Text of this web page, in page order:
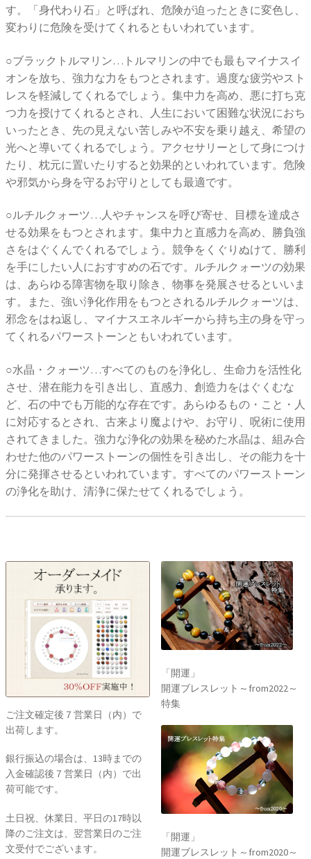
す。「身代わり石」と呼ばれ、危険が迫ったときに変色し、
変わりに危険を受けてくれるともいわれています。
○ブラックトルマリン…トルマリンの中でも最もマイナスイ
オンを放ち、強力な力をもつとされます。過度な疲労やスト
レスを軽減してくれるでしょう。集中力を高め、悪に打ち克
つ力を授けてくれるとされ、人生において困難な状況におち
いったとき、先の見えない苦しみや不安を乗り越え、希望の
光へと導いてくれるでしょう。アクセサリーとして身につけ
たり、枕元に置いたりすると効果的といわれています。危険
や邪気から身を守るお守りとしても最適です。
○ルチルクォーツ…人やチャンスを呼び寄せ、目標を達成さ
せる効果をもつとされます。集中力と直感力を高め、勝負強
さをはぐくんでくれるでしょう。競争をくぐりぬけて、勝利
を手にしたい人におすすめの石です。ルチルクォーツの効果
は、あらゆる障害物を取り除き、物事を発展させるといいま
す。また、強い浄化作用をもつとされるルチルクォーツは、
邪念をはね返し、マイナスエネルギーから持ち主の身を守っ
てくれるパワーストーンともいわれています。
○水晶・クォーツ…すべてのものを浄化し、生命力を活性化
させ、潜在能力を引き出し、直感力、創造力をはぐくむな
ど、石の中でも万能的な存在です。あらゆるもの・こと・人
に対応するとされ、古来より魔よけや、お守り、呪術に使用
されてきました。強力な浄化の効果を秘めた水晶は、組み合
わせた他のパワーストーンの個性を引き出し、その能力を十
分に発揮させるといわれています。すべてのパワーストーン
の浄化を助け、清浄に保たせてくれるでしょう。
ご注文確定後７営業日（内）で
出荷します。
銀行振込の場合は、13時までの
入金確認後７営業日（内）で出
荷可能です。
土日祝、休業日、平日の17時以
降のご注文は、翌営業日のご注
文受付でございます。
「開運」
開運ブレスレット～from2022～
特集
「開運」
開運ブレスレット～from2020～